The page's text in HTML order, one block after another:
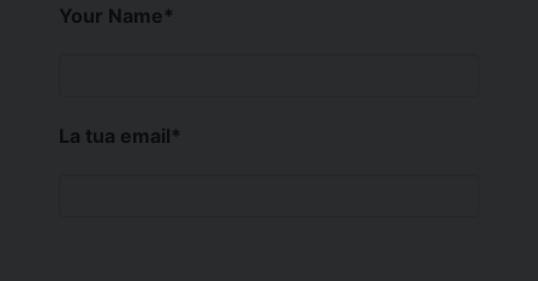
Your Name*
La tua email*